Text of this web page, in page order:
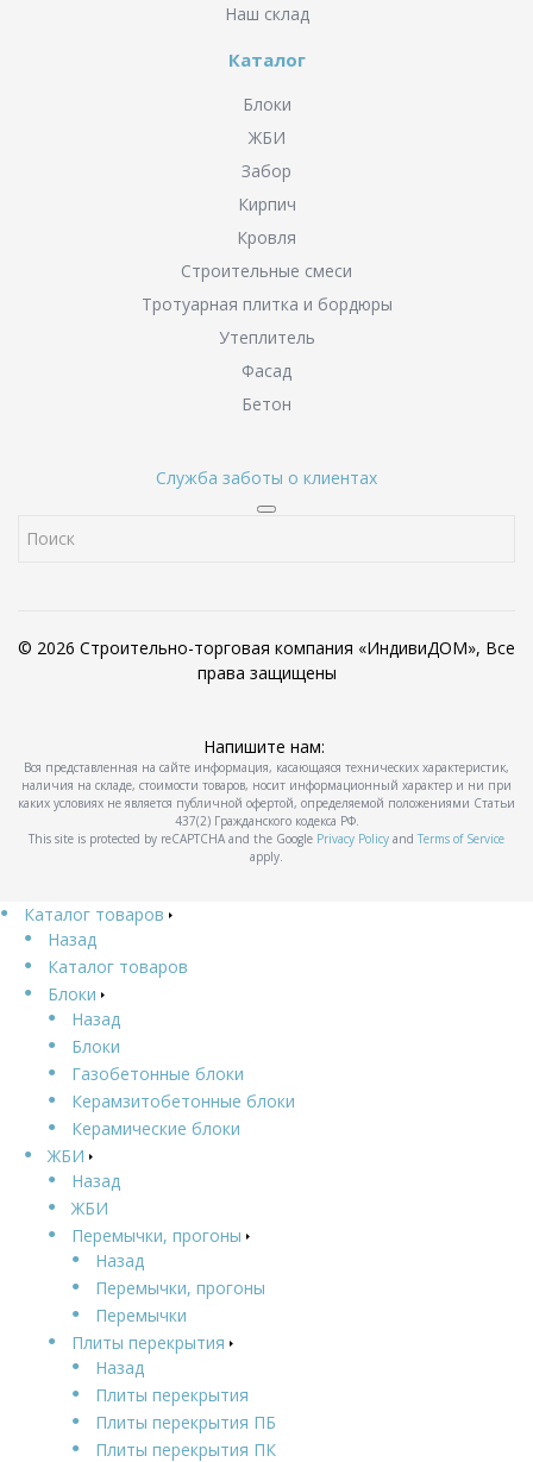
Наш склад
Каталог
Блоки
ЖБИ
Забор
Кирпич
Кровля
Строительные смеси
Тротуарная плитка и бордюры
Утеплитель
Фасад
Бетон
Служба заботы о клиентах
© 2026 Строительно-торговая компания «ИндивиДОМ», Все
права защищены
Напишите нам:
Вся представленная на сайте информация, касающаяся технических характеристик,
наличия на складе, стоимости товаров, носит информационный характер и ни при
каких условиях не является публичной офертой, определяемой положениями Статьи
437(2) Гражданского кодекса РФ.
This site is protected by reCAPTCHA and the Google Privacy Policy and Terms of Service
apply.
Каталог товаров
Назад
Каталог товаров
Блоки
Назад
Блоки
Газобетонные блоки
Керамзитобетонные блоки
Керамические блоки
ЖБИ
Назад
ЖБИ
Перемычки, прогоны
Назад
Перемычки, прогоны
Перемычки
Плиты перекрытия
Назад
Плиты перекрытия
Плиты перекрытия ПБ
Плиты перекрытия ПК